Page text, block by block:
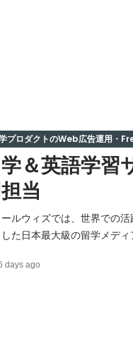
プロダクトのWeb広告運用・
＆英語学習
当
ールウィズでは、世界での
た日本最大級の留学メデ
）」などのサービスを運営しています。 今回はWebマー
days ago